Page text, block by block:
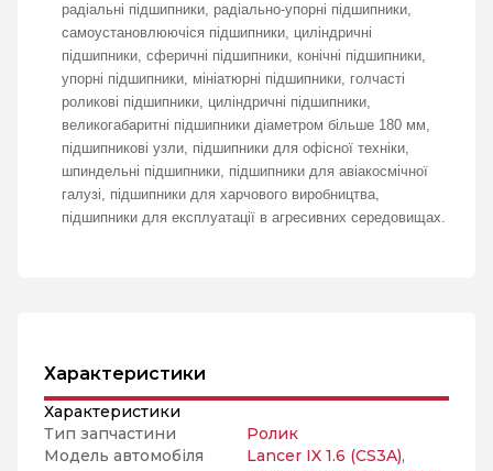
радіальні підшипники, радіально-упорні підшипники,
самоустановлюючіся підшипники, циліндричні
підшипники, сферичні підшипники, конічні підшипники,
упорні підшипники, мініатюрні підшипники, голчасті
роликові підшипники, циліндричні підшипники,
великогабаритні підшипники діаметром більше 180 мм,
підшипникові узли, підшипники для офісної техніки,
шпиндельні підшипники, підшипники для авіакосмічної
галузі, підшипники для харчового виробництва,
підшипники для експлуатації в агресивних середовищах.
Характеристики
Характеристики
Тип запчастини
Ролик
Модель автомобіля
Lancer IX 1.6 (CS3A),